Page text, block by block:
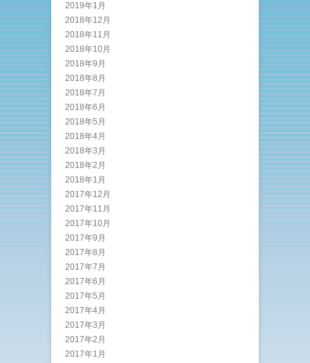
2019年1月
2018年12月
2018年11月
2018年10月
2018年9月
2018年8月
2018年7月
2018年6月
2018年5月
2018年4月
2018年3月
2018年2月
2018年1月
2017年12月
2017年11月
2017年10月
2017年9月
2017年8月
2017年7月
2017年6月
2017年5月
2017年4月
2017年3月
2017年2月
2017年1月